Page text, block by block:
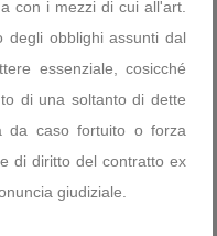
con i mezzi di cui all'art.
degli obblighi assunti dal
essenziale, cosicché
di una soltanto di dette
da caso fortuito o forza
di diritto del contratto ex
giudiziale.